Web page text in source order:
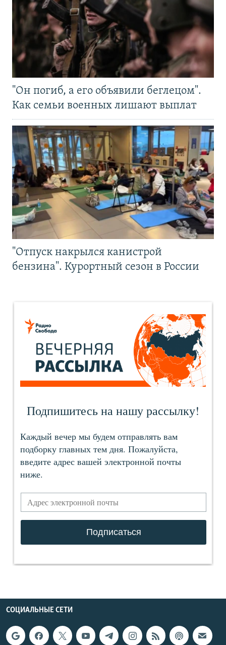
"Он погиб, а его объявили беглецом".
Как семьи военных лишают выплат
"Отпуск накрылся канистрой
бензина". Курортный сезон в России
СОЦИАЛЬНЫЕ СЕТИ